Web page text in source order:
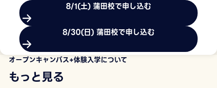
8/1(土) 蒲田校で申し込む
8/30(日) 蒲田校で申し込む
オープンキャンパス+体験入学について
もっと見る